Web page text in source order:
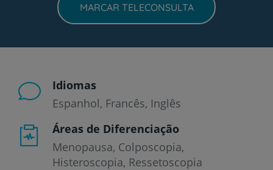
MARCAR TELECONSULTA
Idiomas
Espanhol Francês Inglês
Áreas de Diferenciação
Menopausa, Colposcopia,
Histeroscopia, Ressetoscopia